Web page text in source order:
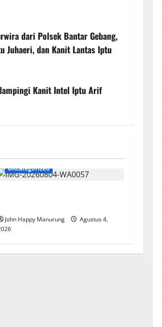
dari Polsek Bantar Gebang,
Juhaeri, dan Kanit Lantas Iptu
Kanit Intel Iptu Arif
Uncategorized
John Happy Manurung
Agustus 4,